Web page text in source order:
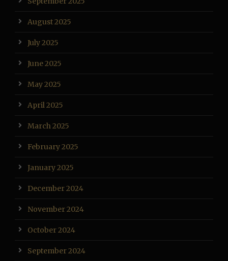
August 2025
July 2025
June 2025
May 2025
April 2025
March 2025
February 2025
January 2025
December 2024
November 2024
October 2024
September 2024